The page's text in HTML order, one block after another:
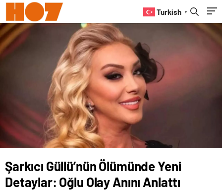
Turkish ▼
Şarkıcı Güllü’nün Ölümünde Yeni
Detaylar: Oğlu Olay Anını Anlattı